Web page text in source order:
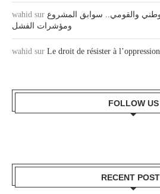
wahid sur والقومي.. سوابق المشروع
ومؤشرات الفشل
wahid sur Le droit de résister à l’oppression
FOLLOW US
RECENT